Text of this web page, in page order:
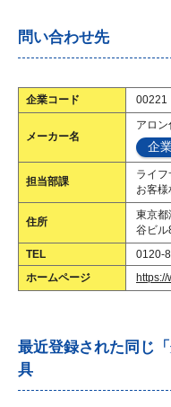
問い合わせ先
企業コード 00221
メーカー名
アロ
企
担当部課
ライ
お客
住所
東京
谷ビル
TEL
0120-
ホームページ
最近登録された同じ
具